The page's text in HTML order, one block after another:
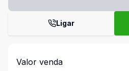
Ligar
Valor venda